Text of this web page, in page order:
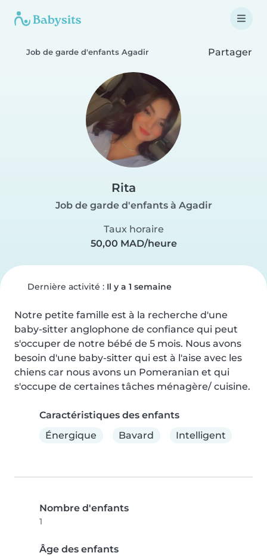
Job de garde d'enfants Agadir Partager
Rita
Job de garde d'enfants à Agadir
Taux horaire
50,00 MAD/heure
Dernière activité : Il y a 1 semaine
Notre petite famille est à la recherche d'une
baby-sitter anglophone de confiance qui peut
s'occuper de notre bébé de 5 mois. Nous avons
besoin d'une baby-sitter qui est à l'aise avec les
chiens car nous avons un Pomeranian et qui
s'occupe de certaines tâches ménagère/ cuisine.
Caractéristiques des enfants
Énergique
Bavard Intelligent
Nombre d'enfants
1
Âge des enfants